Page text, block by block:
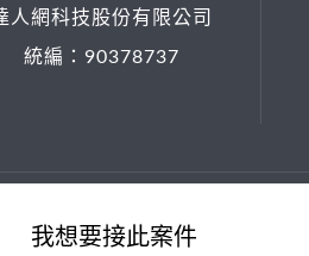
我想要接此案件
人網科技股份有限公司
統編：90378737
All rights reserved.